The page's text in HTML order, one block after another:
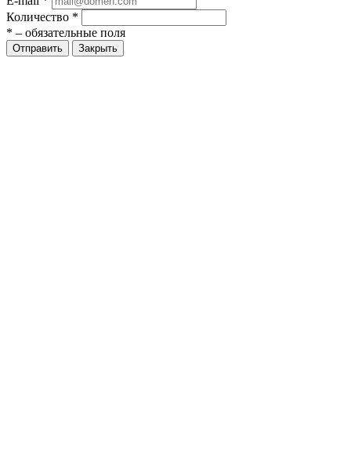
Количество *
* – обязательные поля
Закрыть